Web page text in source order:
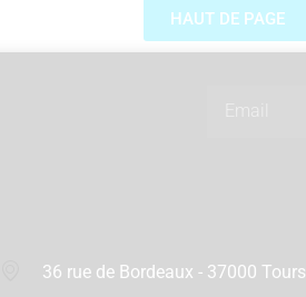
HAUT DE PAGE
36 rue de Bordeaux - 37000 Tours